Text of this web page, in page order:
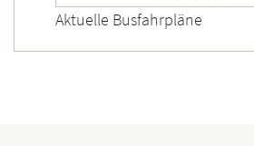
Aktuelle Busfahrpläne